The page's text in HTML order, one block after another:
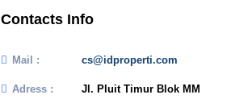
Contacts Info
Mail : cs@idproperti.com
Adress :
Jl. Pluit Timur Blok MM